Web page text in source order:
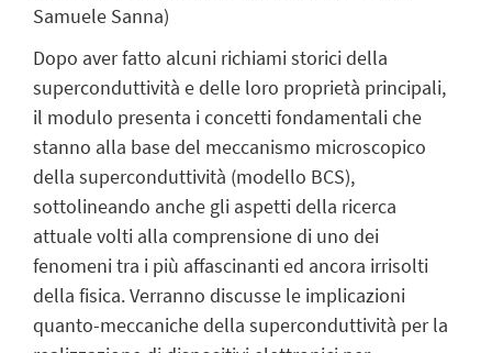
Samuele Sanna)
Dopo aver fatto alcuni richiami storici della
superconduttività e delle loro proprietà principali,
il modulo presenta i concetti fondamentali che
stanno alla base del meccanismo microscopico
della superconduttività (modello BCS),
sottolineando anche gli aspetti della ricerca
attuale volti alla comprensione di uno dei
fenomeni tra i più affascinanti ed ancora irrisolti
della fisica. Verranno discusse le implicazioni
quanto-meccaniche della superconduttività per la